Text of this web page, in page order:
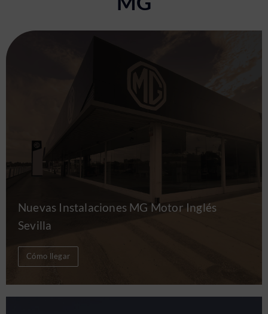
Nuevas Instalaciones MG Motor Inglés
Sevilla
Cómo llegar